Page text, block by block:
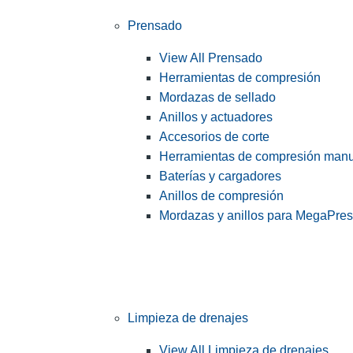
Prensado
View All Prensado
Herramientas de compresión
Mordazas de sellado
Anillos y actuadores
Accesorios de corte
Herramientas de compresión
Baterías y cargadores
Anillos de compresión
Mordazas y anillos para
Limpieza de drenajes
View All Limpieza de drenajes